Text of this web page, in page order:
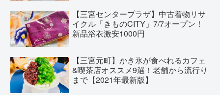
【三宮センタープラザ】中古着物リサ
イクル「きものCITY」7/7オープン！
新品浴衣激安1000円
【三宮元町】かき氷が食べれるカフェ
&喫茶店オススメ9選！老舗から流行り
まで【2021年最新版】